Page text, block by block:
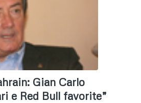
Gian Carlo
e Red Bull favorite”